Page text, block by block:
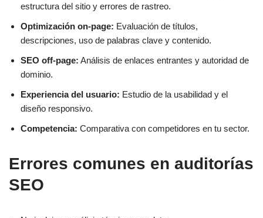
estructura del sitio y errores de rastreo.
Optimización on-page: Evaluación de títulos,
descripciones, uso de palabras clave y contenido.
SEO off-page: Análisis de enlaces entrantes y autoridad de
dominio.
Experiencia del usuario: Estudio de la usabilidad y el
diseño responsivo.
Competencia: Comparativa con competidores en tu sector.
Errores comunes en auditorías
SEO